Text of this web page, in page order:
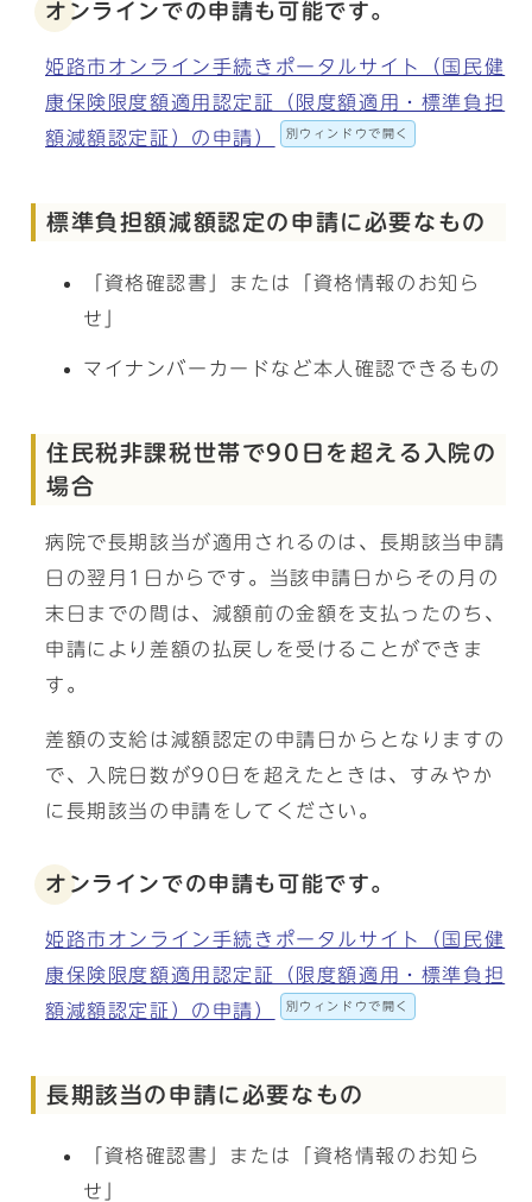
オンラインでの申請も可能です。
姫路市オンライン手続きポータルサイト（国民健
康保険限度額適用認定証（限度額適用・標準負担
額減額認定証）の申請）
別ウィンドウで開く
標準負担額減額認定の申請に必要なもの
「資格確認書」または「資格情報のお知ら
せ」
マイナンバーカードなど本人確認できるもの
住民税非課税世帯で90日を超える入院の
場合
病院で長期該当が適用されるのは、長期該当申請
日の翌月1日からです。当該申請日からその月の
末日までの間は、減額前の金額を支払ったのち、
申請により差額の払戻しを受けることができま
す。
差額の支給は減額認定の申請日からとなりますの
で、入院日数が90日を超えたときは、すみやか
に長期該当の申請をしてください。
オンラインでの申請も可能です。
姫路市オンライン手続きポータルサイト（国民健
康保険限度額適用認定証（限度額適用・標準負担
額減額認定証）の申請）
別ウィンドウで開く
長期該当の申請に必要なもの
「資格確認書」または「資格情報のお知ら
せ」